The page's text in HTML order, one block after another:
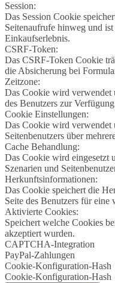
Session:
Das Session Cookie
Seitenaufrufe hinweg und
Einkaufserlebnis.
CSRF-Token:
Das CSRF-Token Cookie
die Absicherung bei
Zeitzone:
Das Cookie wird verwendet
des Benutzers zur
Cookie Einstellungen:
Das Cookie wird verwendet
Seitenbenutzers über
Cache Behandlung:
Das Cookie wird eingesetzt
Szenarien und
Herkunftsinformationen:
Das Cookie speichert die
Seite des Benutzers für eine
Aktivierte Cookies:
Speichert welche Cookies
akzeptiert wurden.
CAPTCHA-Integration
PayPal-Zahlungen
Cookie-Konfiguration-Hash
Cookie-Konfiguration-Hash